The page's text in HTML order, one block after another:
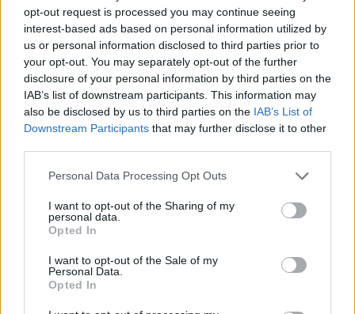
opt-out request is processed you may continue seeing
interest-based ads based on personal information utilized by
us or personal information disclosed to third parties prior to
your opt-out. You may separately opt-out of the further
disclosure of your personal information by third parties on the
IAB’s list of downstream participants. This information may
also be disclosed by us to third parties on the IAB’s List of
Downstream Participants that may further disclose it to other
Please note that this website/app uses one or more Google
not limited to your visit or usage behaviour. You may click to
grant or deny consent to Google and its third-party tags to
use your data for below specified purposes in below Google
consent section.
Personal Data Processing Opt Outs
I want to opt-out of the Sharing of my
personal data.
Opted In
I want to opt-out of the Sale of my
Personal Data.
Opted In
2021. október 25.
Holokauszt-túlélők imáit
helyezték el a Siratófalba